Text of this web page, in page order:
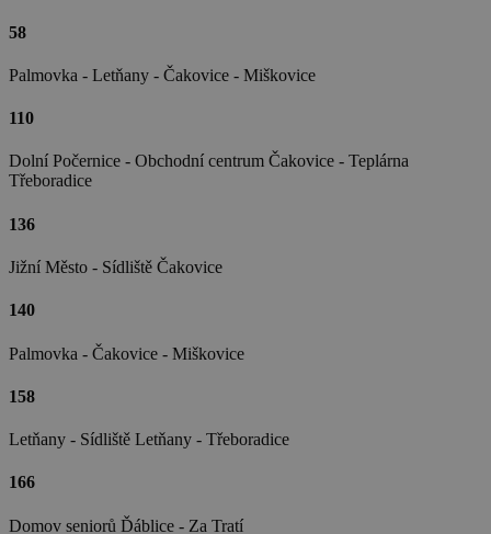
58
Palmovka - Letňany - Čakovice - Miškovice
110
Dolní Počernice - Obchodní centrum Čakovice - Teplárna
Třeboradice
136
Jižní Město - Sídliště Čakovice
140
Palmovka - Čakovice - Miškovice
158
Letňany - Sídliště Letňany - Třeboradice
166
Domov seniorů Ďáblice - Za Tratí